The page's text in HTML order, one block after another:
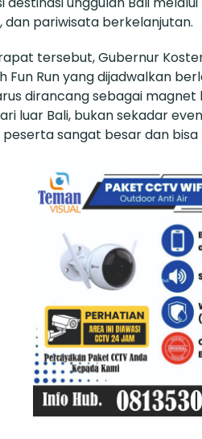
dan pariwisata berkelanjutan.
tersebut, Gubernur
Fun Run yang dijadwalkan
dirancang sebagai
luar Bali, bukan sekadar
sangat besar dan